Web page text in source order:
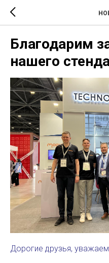
Благодарим
нашего
Дорогие друзья,